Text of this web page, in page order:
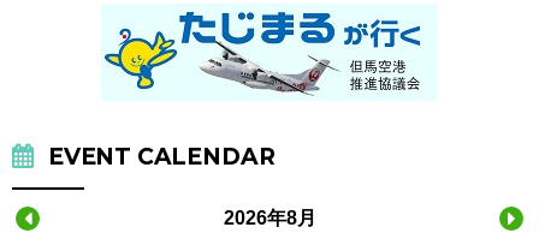
EVENT CALENDAR
2026年8月